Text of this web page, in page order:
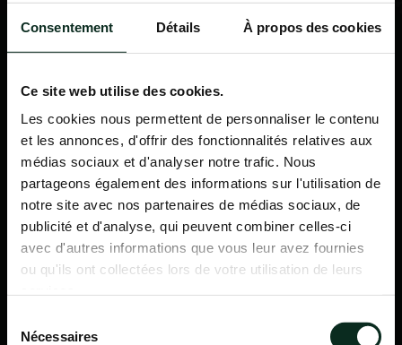
Consentement Détails À propos des cookies
Ce site web utilise des cookies.
Les cookies nous permettent de personnaliser le contenu
et les annonces, d'offrir des fonctionnalités relatives aux
médias sociaux et d'analyser notre trafic. Nous
partageons également des informations sur l'utilisation de
notre site avec nos partenaires de médias sociaux, de
publicité et d'analyse, qui peuvent combiner celles-ci
avec d'autres informations que vous leur avez fournies
ou qu'ils ont collectées lors de votre utilisation de leurs
Nécessaires